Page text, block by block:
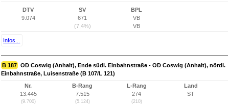
DTV
9.074
SV
671
(7,4%)
BPL
VB
VB
Infos...
B 187 OD Coswig (Anhalt), Ende südl. Einbahnstraße - OD Coswig (Anhalt), nördl.
Einbahnstraße, Luisenstraße (B 107/L 121)
Nr.
13.445
(9.700)
B-Rang
7.515
(5.124)
L-Rang
274
(210)
Land
ST